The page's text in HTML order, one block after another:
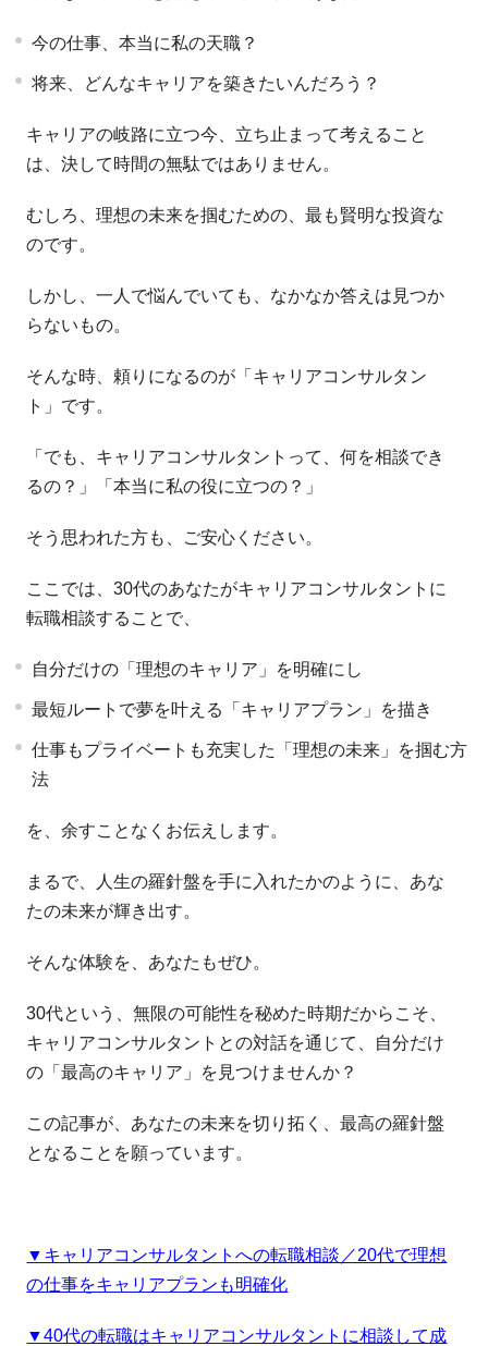
今の仕事、本当に私の天職？
将来、どんなキャリアを築きたいんだろう？
キャリアの岐路に立つ今、立ち止まって考えること
は、決して時間の無駄ではありません。
むしろ、理想の未来を掴むための、最も賢明な投資な
のです。
しかし、一人で悩んでいても、なかなか答えは見つか
らないもの。
そんな時、頼りになるのが「キャリアコンサルタン
ト」です。
「でも、キャリアコンサルタントって、何を相談でき
るの？」「本当に私の役に立つの？」
そう思われた方も、ご安心ください。
ここでは、30代のあなたがキャリアコンサルタントに
転職相談することで、
自分だけの「理想のキャリア」を明確にし
最短ルートで夢を叶える「キャリアプラン」を描き
仕事もプライベートも充実した「理想の未来」を掴む方
法
を、余すことなくお伝えします。
まるで、人生の羅針盤を手に入れたかのように、あな
たの未来が輝き出す。
そんな体験を、あなたもぜひ。
30代という、無限の可能性を秘めた時期だからこそ、
キャリアコンサルタントとの対話を通じて、自分だけ
の「最高のキャリア」を見つけませんか？
この記事が、あなたの未来を切り拓く、最高の羅針盤
となることを願っています。
▼キャリアコンサルタントへの転職相談／20代で理想
の仕事をキャリアプランも明確化
▼40代の転職はキャリアコンサルタントに相談して成